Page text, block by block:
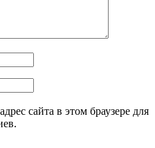
сайта в этом браузере для